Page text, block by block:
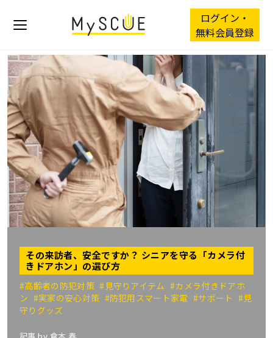
ログイン・
無料会員登録
その来訪者、安全ですか？ シニアを守る「カメラ付
きドアホン」の選び方
#高齢者の防犯対策#見守りアイテム#カメラ付きドアホ
ン #実家の安心対策 #防犯用スマート家電#サポート #見
守りグッズ